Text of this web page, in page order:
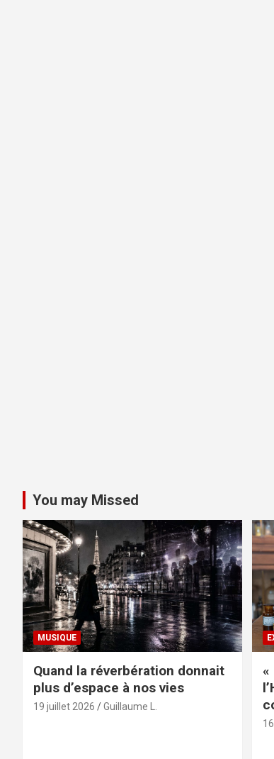
You may Missed
MUSIQUE
Quand la réverbération donnait
plus d’espace à nos vies
19 juillet 2026 Guillaume L.
«